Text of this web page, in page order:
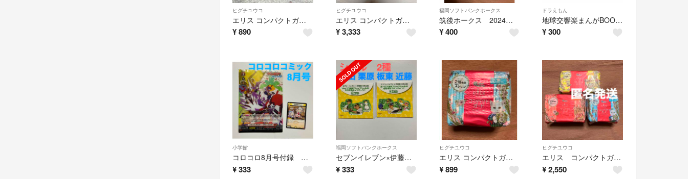
ヒグチユウコ
エリス コンパクトガード ヒグチユウココラボ 軽い日用 羽なし 17cm
¥890
ヒグチユウコ
エリス コンパクトガード 多い昼〜ふつうの日用 羽つき 20.5cm 4点
¥3,333
福岡ソフトバンクホークス
筑後ホークス 2024年度新入団選手 オリジナルうちわ
¥ 400
ドラえもん
地球交響楽まんがBOOK＋ラスカルハンカチ
¥300
小学館
コロコロ8月号付録 ヴァンガード スカイライド＋デュエルマスターズカード 各1枚
¥333
福岡ソフトバンクホークス
セブンイレブン×伊藤園 共同企画 ホークス選手フレークシール
¥333
ヒグチユウコ
エリス コンパクトガード ヒグチユウココラボ 特に多い日用 羽つき 25cm
¥ 899
ヒグチユウコ
エリス コンパクトガード ヒグチユウココラボ 3タイプ
¥2,550